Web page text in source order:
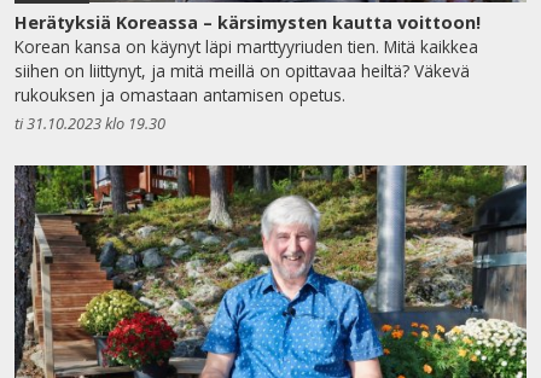
Herätyksiä Koreassa – kärsimysten kautta voittoon!
Korean kansa on käynyt läpi marttyyriuden tien. Mitä kaikkea
siihen on liittynyt, ja mitä meillä on opittavaa heiltä? Väkevä
rukouksen ja omastaan antamisen opetus.
ti 31.10.2023 klo 19.30